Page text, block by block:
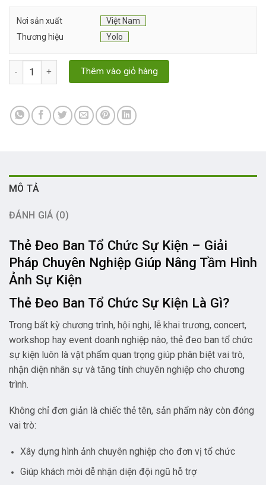
Nơi sản xuất
Việt Nam
Thương hiệu
Yolo
Thẻ đeo ban tổ chức sự kiện số lượng
Thêm vào giỏ hàng
MÔ TẢ
ĐÁNH GIÁ (0)
Thẻ Đeo Ban Tổ Chức Sự Kiện – Giải
Pháp Chuyên Nghiệp Giúp Nâng Tầm Hình
Ảnh Sự Kiện
Thẻ Đeo Ban Tổ Chức Sự Kiện Là Gì?
Trong bất kỳ chương trình, hội nghị, lễ khai trương, concert,
workshop hay event doanh nghiệp nào, thẻ đeo ban tổ chức
sự kiện luôn là vật phẩm quan trọng giúp phân biệt vai trò,
nhận diện nhân sự và tăng tính chuyên nghiệp cho chương
trình.
Không chỉ đơn giản là chiếc thẻ tên, sản phẩm này còn đóng
vai trò:
Xây dựng hình ảnh chuyên nghiệp cho đơn vị tổ chức
Giúp khách mời dễ nhận diện đội ngũ hỗ trợ